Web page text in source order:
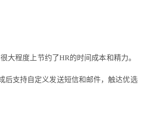
大程度上节约了HR的时间成本和精力。
后支持自定义发送短信和邮件，触达优选